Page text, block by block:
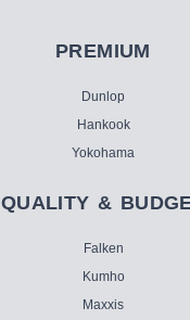
PREMIUM
Dunlop
Hankook
Yokohama
QUALITY &
Falken
Kumho
Maxxis